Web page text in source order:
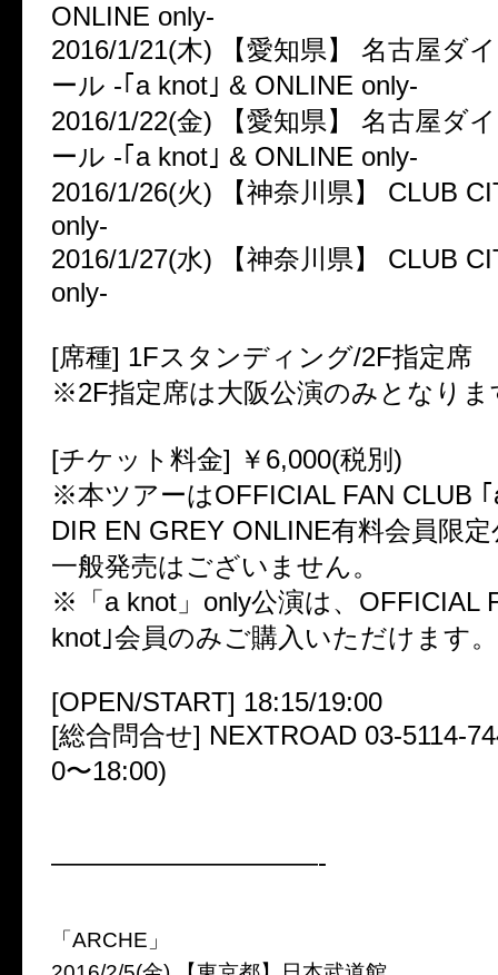
ONLINE only-
2016/1/21(木) 【愛知県】 名古屋ダ
ール -｢a knot｣ & ONLINE only-
2016/1/22(金) 【愛知県】 名古屋ダ
ール -｢a knot｣ & ONLINE only-
2016/1/26(火) 【神奈川県】 CLUB
only-
2016/1/27(水) 【神奈川県】 CLUB
only-
[席種] 1Fスタンディング/2F指定席
※2F指定席は大阪公演のみとなりま
[チケット料金] ￥6,000(税別)
※本ツアーはOFFICIAL FAN CLUB
DIR EN GREY ONLINE有料会員限
一般発売はございません。
※「a knot」only公演は、OFFICIAL
knot｣会員のみご購入いただけます。
[OPEN/START] 18:15/19:00
[総合問合せ] NEXTROAD 03-5114-
0〜18:00)
——————————-
「ARCHE」